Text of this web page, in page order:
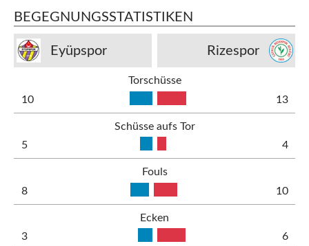
BEGEGNUNGSSTATISTIKEN
Eyüpspor Rizespor
Torschüsse
10
13
Schüsse aufs Tor
5
4
Fouls
8
10
Ecken
3
6